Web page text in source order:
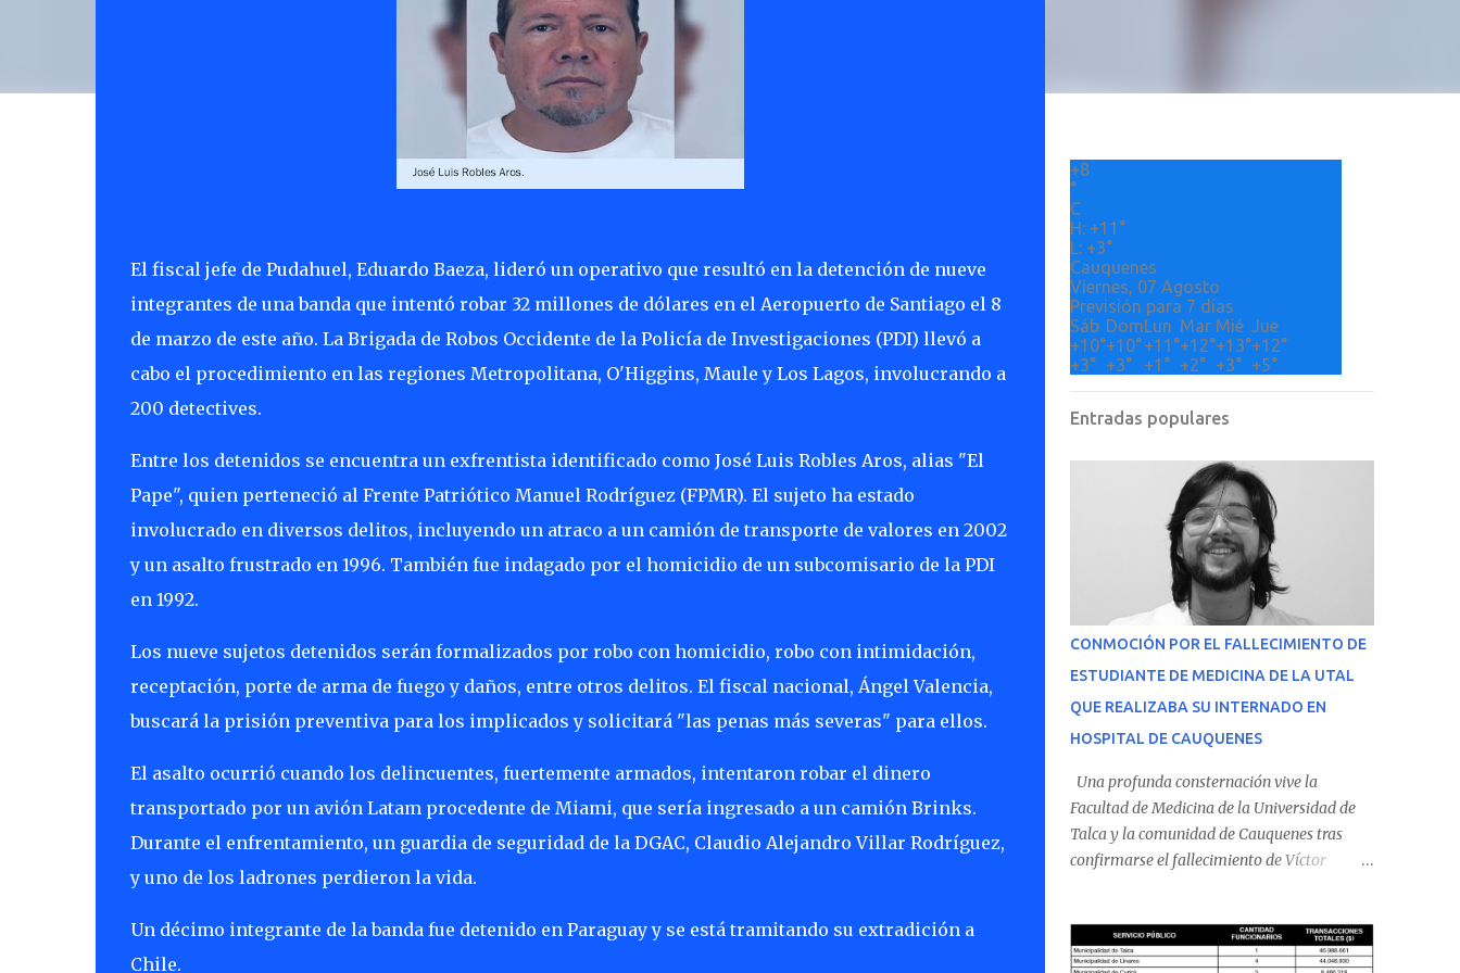
El fiscal jefe de Pudahuel, Eduardo Baeza, lideró un operativo que resultó en la detención de nueve
integrantes de una banda que intentó robar 32 millones de dólares en el Aeropuerto de Santiago el 8
de marzo de este año. La Brigada de Robos Occidente de la Policía de Investigaciones (PDI) llevó a
cabo el procedimiento en las regiones Metropolitana, O'Higgins, Maule y Los Lagos, involucrando a
200 detectives.
Entre los detenidos se encuentra un exfrentista identificado como José Luis Robles Aros, alias "El
Pape", quien perteneció al Frente Patriótico Manuel Rodríguez (FPMR). El sujeto ha estado
involucrado en diversos delitos, incluyendo un atraco a un camión de transporte de valores en 2002
y un asalto frustrado en 1996. También fue indagado por el homicidio de un subcomisario de la PDI
en 1992.
Los nueve sujetos detenidos serán formalizados por robo con homicidio, robo con intimidación,
receptación, porte de arma de fuego y daños, entre otros delitos. El fiscal nacional, Ángel Valencia,
buscará la prisión preventiva para los implicados y solicitará "las penas más severas" para ellos.
El asalto ocurrió cuando los delincuentes, fuertemente armados, intentaron robar el dinero
transportado por un avión Latam procedente de Miami, que sería ingresado a un camión Brinks.
Durante el enfrentamiento, un guardia de seguridad de la DGAC, Claudio Alejandro Villar Rodríguez,
y uno de los ladrones perdieron la vida.
Un décimo integrante de la banda fue detenido en Paraguay y se está tramitando su extradición a
Chile.
+8
°
C
H: +11°
L: +3°
Cauquenes
Viernes, 07 Agosto
Previsión para 7 días
Sáb DomLun Mar Mié Jue
+10°+10°+11°+12°+13°+12°
+3° +3° +1° +2° +3° +5°
Entradas populares
CONMOCIÓN POR EL FALLECIMIENTO DE
ESTUDIANTE DE MEDICINA DE LA UTAL
QUE REALIZABA SU INTERNADO EN
HOSPITAL DE CAUQUENES
Una profunda consternación vive la
Facultad de Medicina de la Universidad de
Talca y la comunidad de Cauquenes tras
confirmarse el fallecimiento de Víctor
Cauquenes. De acuerdo con los antecedentes
conocidos, el joven se presentó a cumplir su